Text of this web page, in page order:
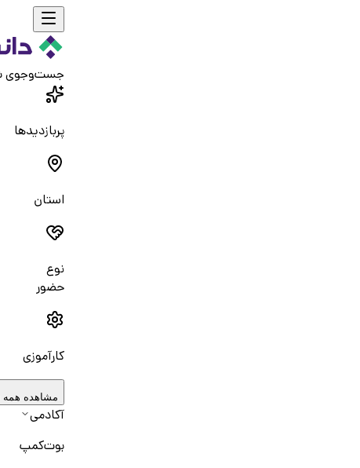
جست‌و‌جوی
پربازدیدها
استان
نوع
حضور
کارآموزی
مشاهده
آکادمی
بوت‌کمپ